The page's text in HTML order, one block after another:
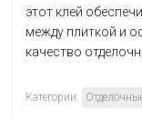
этот клей
между плиткой и
качество
Категории: